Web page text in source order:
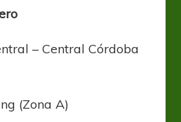
– Central Córdoba
(Zona A)